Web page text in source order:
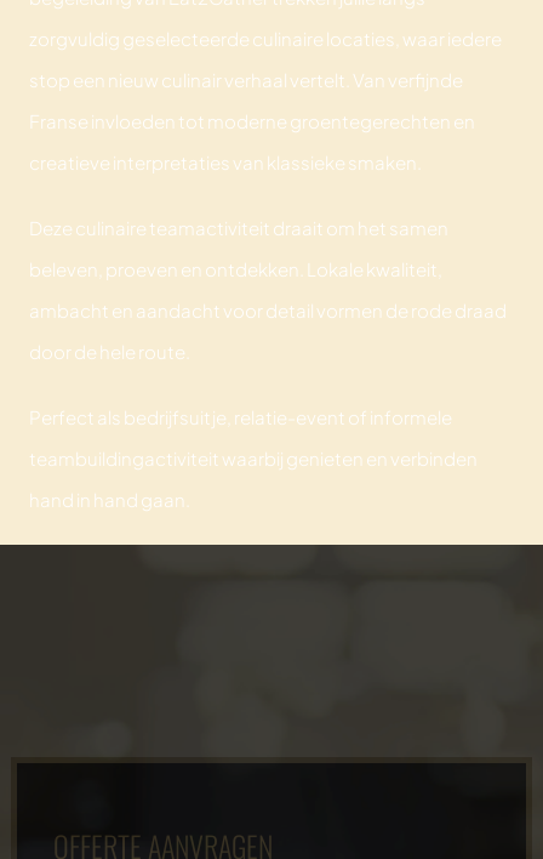
zorgvuldig geselecteerde culinaire locaties, waar iedere
stop een nieuw culinair verhaal vertelt. Van verfijnde
Franse invloeden tot moderne groentegerechten en
creatieve interpretaties van klassieke smaken.
Deze culinaire teamactiviteit draait om het samen
beleven, proeven en ontdekken. Lokale kwaliteit,
ambacht en aandacht voor detail vormen de rode draad
door de hele route.
Perfect als bedrijfsuitje, relatie-event of informele
teambuildingactiviteit waarbij genieten en verbinden
hand in hand gaan.
OFFERTE AANVRAGEN